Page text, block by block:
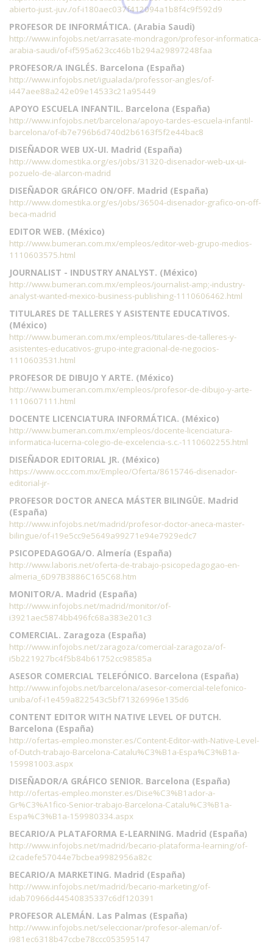
abierto-just.-juv./of-i180aec037f412094a1b8f4c9f592d9
PROFESOR DE INFORMÁTICA. (Arabia Saudi)
http://www.infojobs.net/arrasate-mondragon/profesor-informatica-
arabia-saudi/of-if595a623cc46b1b294a29897248faa
PROFESOR/A INGLÉS. Barcelona (España)
http://www.infojobs.net/igualada/professor-angles/of-
i447aee88a242e09e14533c21a95449
APOYO ESCUELA INFANTIL. Barcelona (España)
http://www.infojobs.net/barcelona/apoyo-tardes-escuela-infantil-
barcelona/of-ib7e796b6d740d2b6163f5f2e44bac8
DISEÑADOR WEB UX-UI. Madrid (España)
http://www.domestika.org/es/jobs/31320-disenador-web-ux-ui-
pozuelo-de-alarcon-madrid
DISEÑADOR GRÁFICO ON/OFF. Madrid (España)
http://www.domestika.org/es/jobs/36504-disenador-grafico-on-off-
beca-madrid
EDITOR WEB. (México)
http://www.bumeran.com.mx/empleos/editor-web-grupo-medios-
1110603575.html
JOURNALIST - INDUSTRY ANALYST. (México)
http://www.bumeran.com.mx/empleos/journalist-amp;-industry-
analyst-wanted-mexico-business-publishing-1110606462.html
TITULARES DE TALLERES Y ASISTENTE EDUCATIVOS.
(México)
http://www.bumeran.com.mx/empleos/titulares-de-talleres-y-
asistentes-educativos-grupo-integracional-de-negocios-
1110603531.html
PROFESOR DE DIBUJO Y ARTE. (México)
http://www.bumeran.com.mx/empleos/profesor-de-dibujo-y-arte-
1110607111.html
DOCENTE LICENCIATURA INFORMÁTICA. (México)
http://www.bumeran.com.mx/empleos/docente-licenciatura-
informatica-lucerna-colegio-de-excelencia-s.c.-1110602255.html
DISEÑADOR EDITORIAL JR. (México)
https://www.occ.com.mx/Empleo/Oferta/8615746-disenador-
editorial-jr-
PROFESOR DOCTOR ANECA MÁSTER BILINGÜE. Madrid
(España)
http://www.infojobs.net/madrid/profesor-doctor-aneca-master-
bilingue/of-i19e5cc9e5649a99271e94e7929edc7
PSICOPEDAGOGA/O. Almería (España)
http://www.laboris.net/oferta-de-trabajo-psicopedagogao-en-
almeria_6D97B3886C165C68.htm
MONITOR/A. Madrid (España)
http://www.infojobs.net/madrid/monitor/of-
i3921aec5874bb496fc68a383e201c3
COMERCIAL. Zaragoza (España)
http://www.infojobs.net/zaragoza/comercial-zaragoza/of-
i5b221927bc4f5b84b61752cc98585a
ASESOR COMERCIAL TELEFÓNICO. Barcelona (España)
http://www.infojobs.net/barcelona/asesor-comercial-telefonico-
uniba/of-i1e459a822543c5bf71326996e135d6
CONTENT EDITOR WITH NATIVE LEVEL OF DUTCH.
Barcelona (España)
http://ofertas-empleo.monster.es/Content-Editor-with-Native-Level-
of-Dutch-trabajo-Barcelona-Catalu%C3%B1a-Espa%C3%B1a-
159981003.aspx
DISEÑADOR/A GRÁFICO SENIOR. Barcelona (España)
http://ofertas-empleo.monster.es/Dise%C3%B1ador-a-
Gr%C3%A1fico-Senior-trabajo-Barcelona-Catalu%C3%B1a-
Espa%C3%B1a-159980334.aspx
BECARIO/A PLATAFORMA E-LEARNING. Madrid (España)
http://www.infojobs.net/madrid/becario-plataforma-learning/of-
i2cadefe57044e7bcbea9982956a82c
BECARIO/A MARKETING. Madrid (España)
http://www.infojobs.net/madrid/becario-marketing/of-
idab70966d44540835337c6df120391
PROFESOR ALEMÁN. Las Palmas (España)
http://www.infojobs.net/seleccionar/profesor-aleman/of-
i981ec6318b47ccbe78ccc053595147